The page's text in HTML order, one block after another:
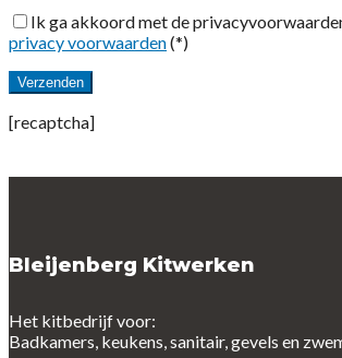
Ik ga akkoord met de
privacy voorwaarden(*)
[recaptcha]
Bleijenberg Kitwerken
Het kitbedrijf voor:
Badkamers, keukens, sanitair, gevels en